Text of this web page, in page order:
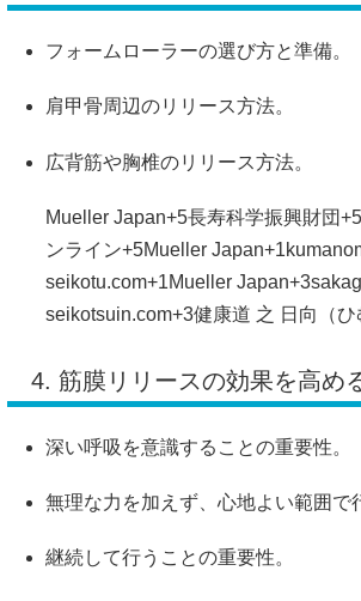
フォームローラーの選び方と準備。
肩甲骨周辺のリリース方法。
広背筋や胸椎のリリース方法。
Mueller Japan+5長寿科学振興財団+5
ンライン+5Mueller Japan+1
seikotu.com+1Mueller Japan+3
seikotsuin.com+3健康道 之 日向（ひ
4. 筋膜リリースの効果を高め
深い呼吸を意識することの重要性。
無理な力を加えず、心地よい範囲で
継続して行うことの重要性。